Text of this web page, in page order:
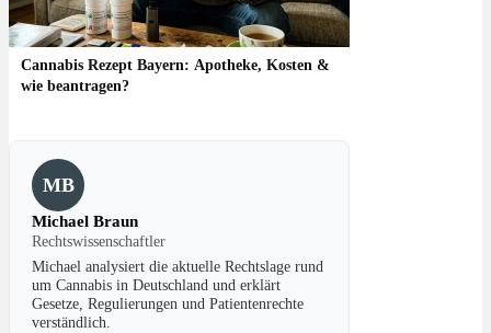
Cannabis Rezept Bayern: Apotheke, Kosten &
wie beantragen?
MB
Michael Braun
Rechtswissenschaftler
Michael analysiert die aktuelle Rechtslage rund
um Cannabis in Deutschland und erklärt
Gesetze, Regulierungen und Patientenrechte
verständlich.